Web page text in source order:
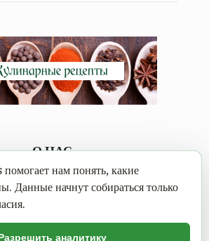
О НАС
научиться вкусно готовить, а в
это можно сделать не выходя из дома.
выбрать вкусное блюдо и следовать
нам понять, какие
Данные начнут собираться только
аналитику